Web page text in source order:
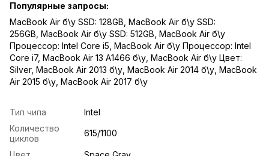
Популярные запросы:
MacBook Air б\у SSD: 128GB MacBook Air б\у SSD:
256GB MacBook Air б\у SSD: 512GB MacBook Air б\у
Процессор: Intel Core i5 MacBook Air б\у Процессор: Intel
Core i7, MacBook Air 13 A1466 б\у MacBook Air б\у Цвет:
Silver, MacBook Air 2013 б\у MacBook Air 2014 б\у MacBook
Air 2015 б\у MacBook Air 2017 б\у
Тип чипа
Intel
Количество
циклов
615/1100